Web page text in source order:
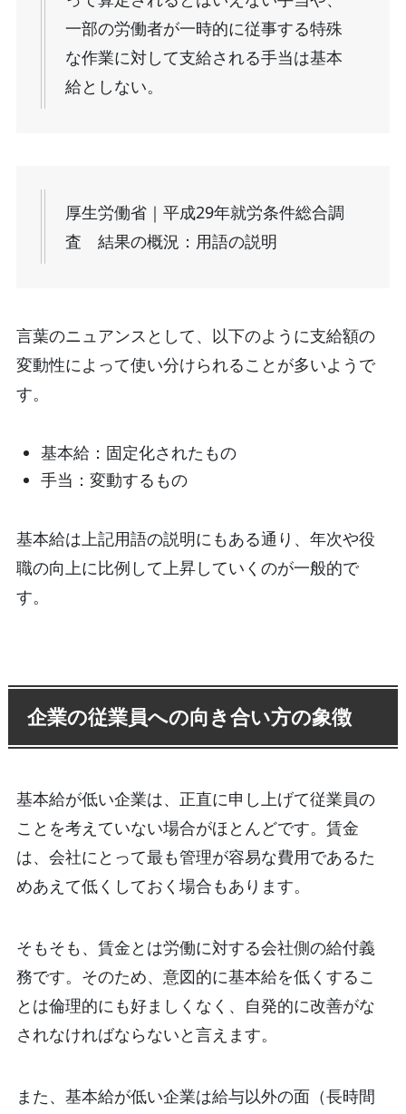
一部の労働者が一時的に従事する特殊
な作業に対して支給される手当は基本
給としない。
厚生労働省｜平成29年就労条件総合調
査 結果の概況：用語の説明
言葉のニュアンスとして、以下のように支給額の
変動性によって使い分けられることが多いようで
す。
基本給：固定化されたもの
手当：変動するもの
基本給は上記用語の説明にもある通り、年次や役
職の向上に比例して上昇していくのが一般的で
す。
企業の従業員への向き合い方の象徴
基本給が低い企業は、正直に申し上げて従業員の
ことを考えていない場合がほとんどです。賃金
は、会社にとって最も管理が容易な費用であるた
めあえて低くしておく場合もあります。
そもそも、賃金とは労働に対する会社側の給付義
務です。そのため、意図的に基本給を低くするこ
とは倫理的にも好ましくなく、自発的に改善がな
されなければならないと言えます。
また、基本給が低い企業は給与以外の面（長時間